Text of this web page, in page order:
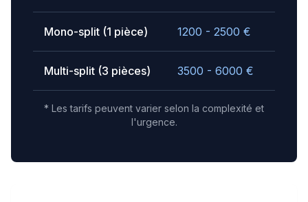
Mono-split (1 pièce) 1200 - 2500 €
Multi-split (3 pièces) 3500 - 6000 €
* Les tarifs peuvent varier selon la complexité et
l'urgence.